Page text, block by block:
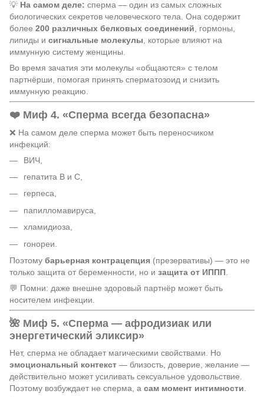
💡 На самом деле: сперма — один из самых сложных
биологических секретов человеческого тела. Она содержит
более 200 различных белковых соединений , гормоны,
липиды и сигнальные молекулы , которые влияют на
иммунную систему женщины.
Во время зачатия эти молекулы «общаются» с телом
партнёрши, помогая принять сперматозоид и снизить
иммунную реакцию.
❤️ Миф 4. «Сперма всегда безопасна»
❌ На самом деле сперма может быть переносчиком
инфекций:
ВИЧ,
гепатита B и C,
герпеса,
папилломавируса,
хламидиоза,
гонореи.
Поэтому барьерная контрацепция (презервативы) — это не
только защита от беременности, но и защита от ИППП
💬 Помни: даже внешне здоровый партнёр может быть
носителем инфекции.
🌺 Миф 5. «Сперма — афродизиак или
энергетический эликсир»
Нет, сперма не обладает магическими свойствами. Но
эмоциональный контекст — близость, доверие, желание —
действительно может усиливать сексуальное удовольствие.
Поэтому возбуждает не сперма, а сам момент интимности.